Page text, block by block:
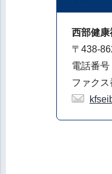
西部健康
〒438-
電話番
ファク